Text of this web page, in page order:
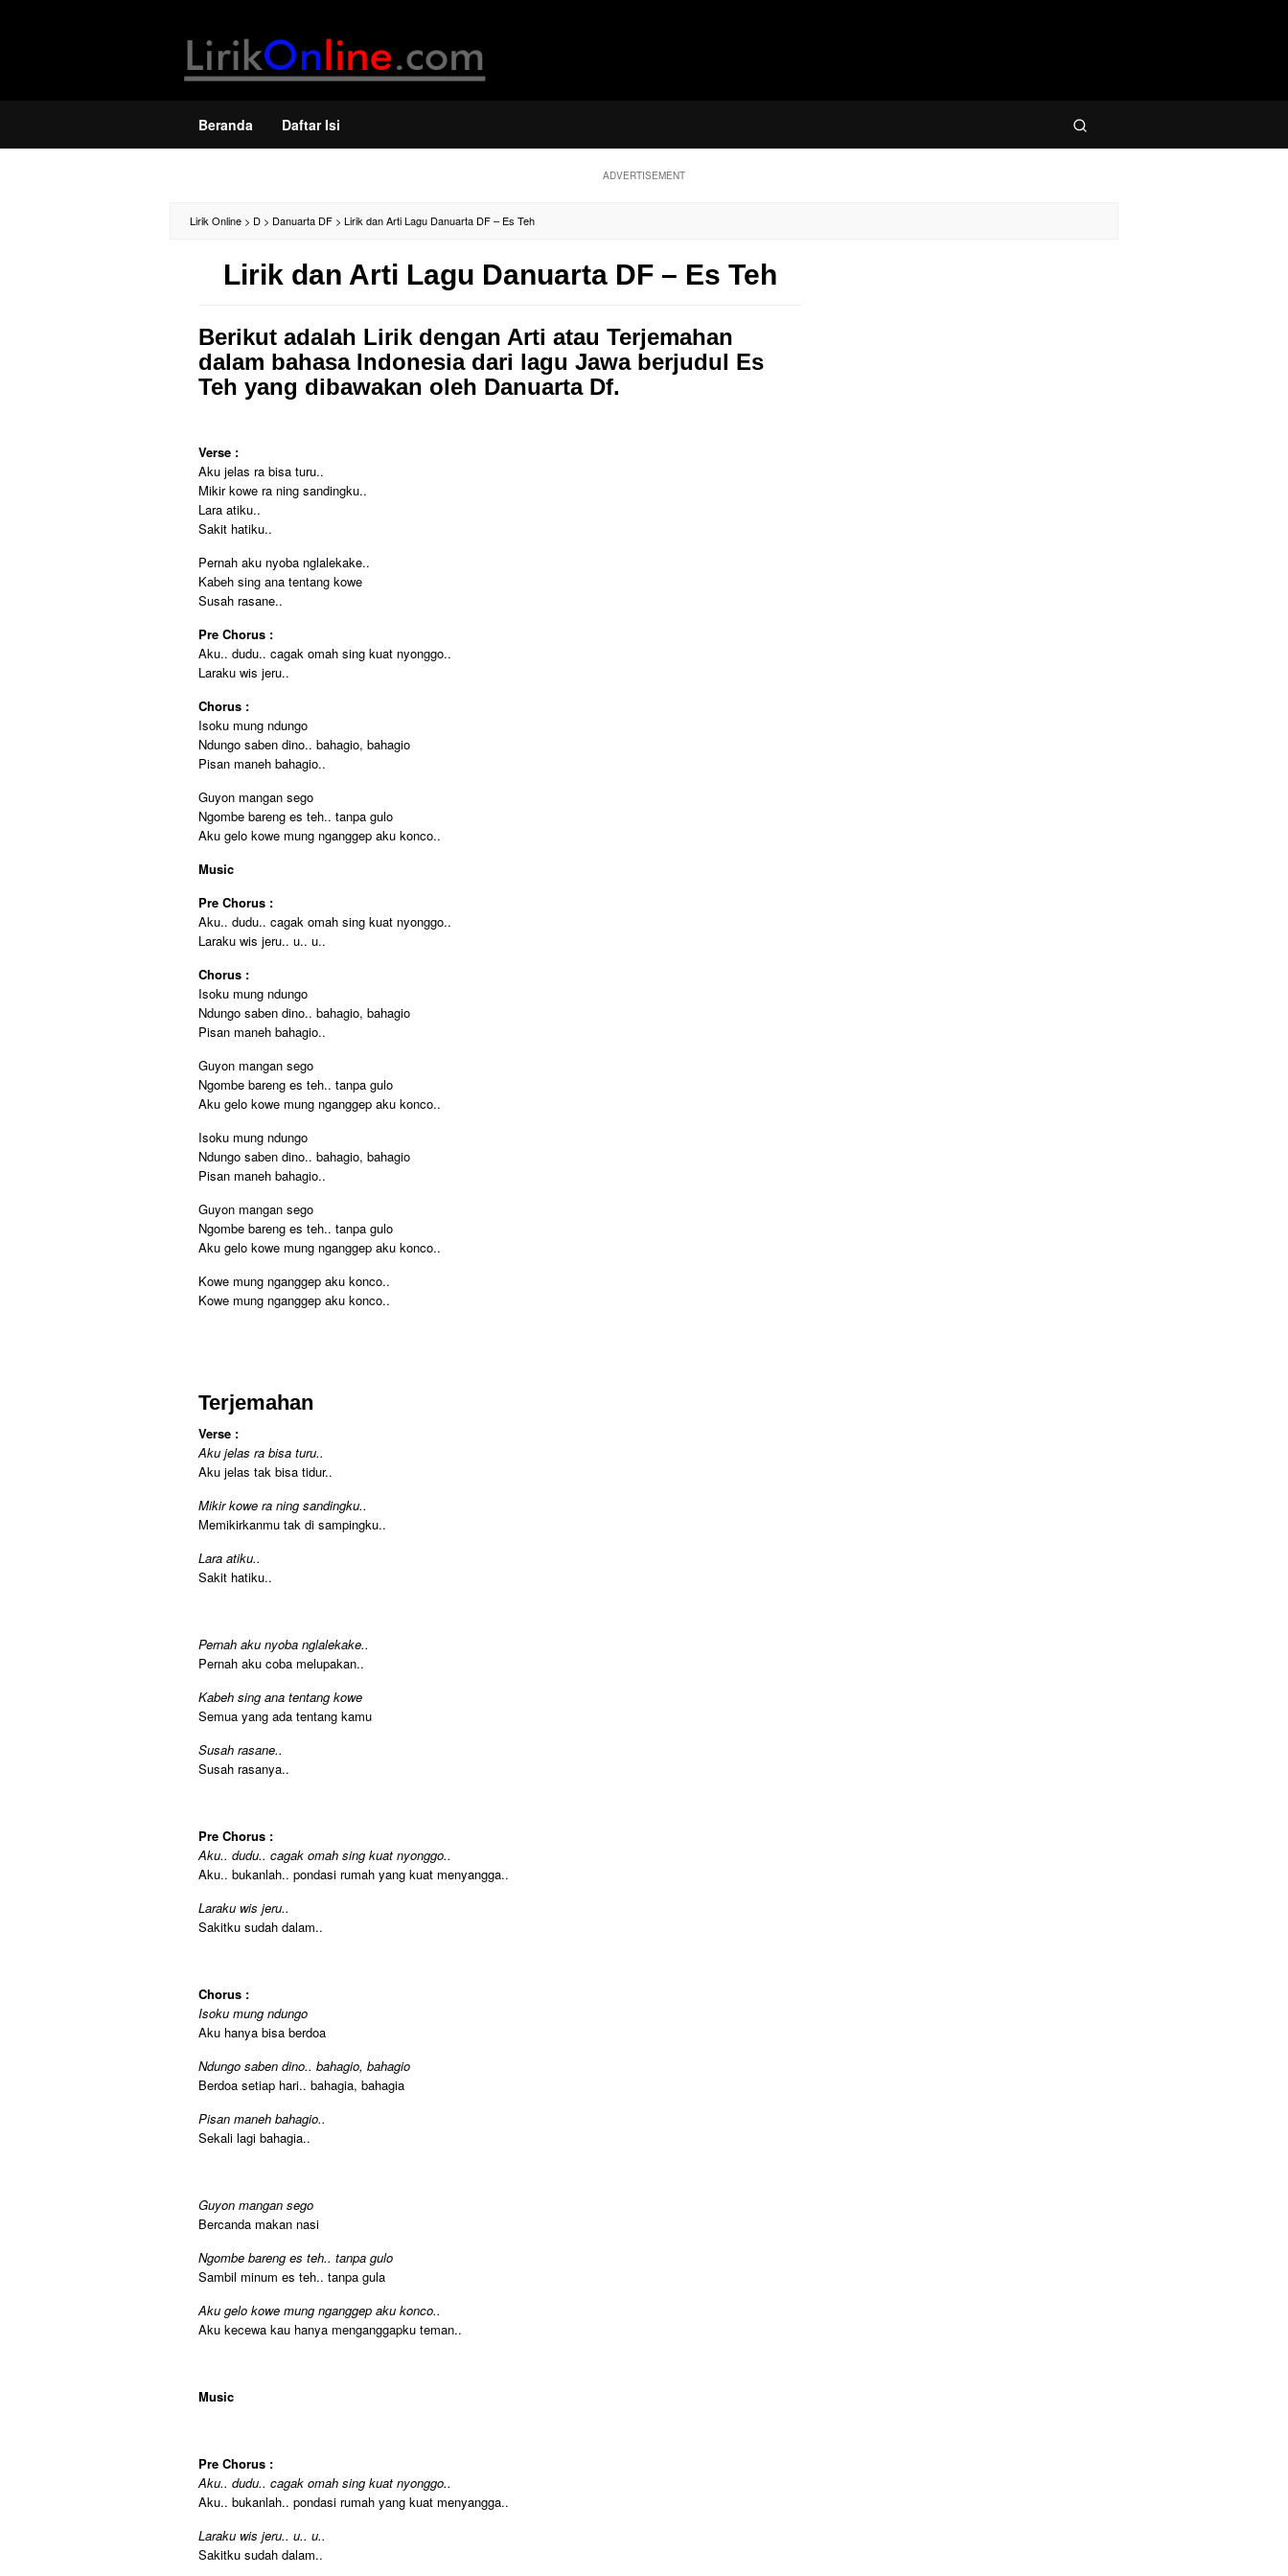
Beranda Daftar Isi
ADVERTISEMENT
Lirik Online > D > Danuarta DF > Lirik dan Arti Lagu Danuarta DF – Es Teh
Lirik dan Arti Lagu Danuarta DF – Es Teh
Berikut adalah Lirik dengan Arti atau Terjemahan
dalam bahasa Indonesia dari lagu Jawa berjudul Es
Teh yang dibawakan oleh Danuarta Df.
Verse :
Aku jelas ra bisa turu..
Mikir kowe ra ning sandingku..
Lara atiku..
Sakit hatiku..
Pernah aku nyoba nglalekake..
Kabeh sing ana tentang kowe
Susah rasane..
Pre Chorus :
Aku.. dudu.. cagak omah sing kuat nyonggo..
Laraku wis jeru..
Chorus :
Isoku mung ndungo
Ndungo saben dino.. bahagio, bahagio
Pisan maneh bahagio..
Guyon mangan sego
Ngombe bareng es teh.. tanpa gulo
Aku gelo kowe mung nganggep aku konco..
Music
Pre Chorus :
Aku.. dudu.. cagak omah sing kuat nyonggo..
Laraku wis jeru.. u.. u..
Chorus :
Isoku mung ndungo
Ndungo saben dino.. bahagio, bahagio
Pisan maneh bahagio..
Guyon mangan sego
Ngombe bareng es teh.. tanpa gulo
Aku gelo kowe mung nganggep aku konco..
Isoku mung ndungo
Ndungo saben dino.. bahagio, bahagio
Pisan maneh bahagio..
Guyon mangan sego
Ngombe bareng es teh.. tanpa gulo
Aku gelo kowe mung nganggep aku konco..
Kowe mung nganggep aku konco..
Kowe mung nganggep aku konco..
Terjemahan
Verse :
Aku jelas ra bisa turu..
Aku jelas tak bisa tidur..
Mikir kowe ra ning sandingku..
Memikirkanmu tak di sampingku..
Lara atiku..
Sakit hatiku..
Pernah aku nyoba nglalekake..
Pernah aku coba melupakan..
Kabeh sing ana tentang kowe
Semua yang ada tentang kamu
Susah rasane..
Susah rasanya..
Pre Chorus :
Aku.. dudu.. cagak omah sing kuat nyonggo..
Aku.. bukanlah.. pondasi rumah yang kuat menyangga..
Laraku wis jeru..
Sakitku sudah dalam..
Chorus :
Isoku mung ndungo
Aku hanya bisa berdoa
Ndungo saben dino.. bahagio, bahagio
Berdoa setiap hari.. bahagia, bahagia
Pisan maneh bahagio..
Sekali lagi bahagia..
Guyon mangan sego
Bercanda makan nasi
Ngombe bareng es teh.. tanpa gulo
Sambil minum es teh.. tanpa gula
Aku gelo kowe mung nganggep aku konco..
Aku kecewa kau hanya menganggapku teman..
Music
Pre Chorus :
Aku.. dudu.. cagak omah sing kuat nyonggo..
Aku.. bukanlah.. pondasi rumah yang kuat menyangga..
Laraku wis jeru.. u.. u..
Sakitku sudah dalam..